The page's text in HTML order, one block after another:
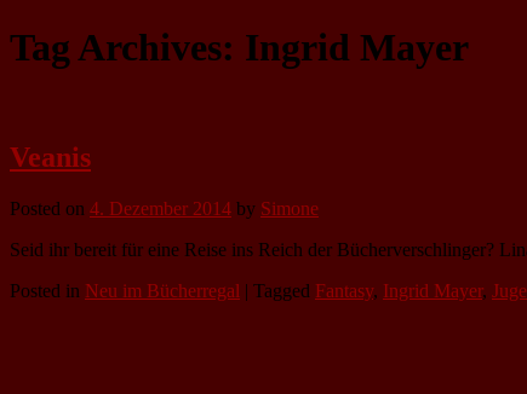
Tag Archives: Ingrid Mayer
Veanis
Posted on 4. Dezember 2014 by Simone
Seid ihr bereit für eine Reise ins Reich der Bücherverschlinger?
Posted in Neu im Bücherregal | Tagged Fantasy, Ingrid Mayer,